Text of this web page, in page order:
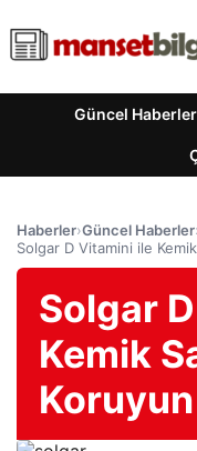
Güncel Haberler
Haberler›Güncel Haberler
Solgar D Vitamini ile Kemik
Solgar
Kemik
Koruyun